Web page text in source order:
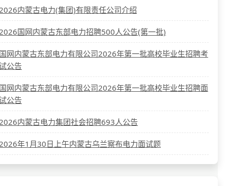
内蒙古电力(集团)有限责任公司介绍
国网内蒙古东部电力招聘500人公告(第一批)
网内蒙古东部电力有限公司2026年第一批高校毕业生招聘考
公告
网内蒙古东部电力有限公司2026年第一批高校毕业生招聘面
公告
内蒙古电力集团社会招聘693人公告
年1月30日上午内蒙古乌兰察布电力面试题